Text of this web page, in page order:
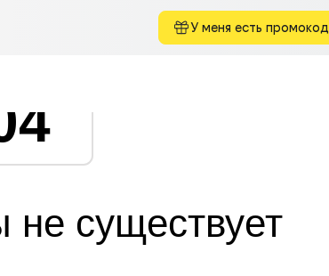
У меня есть промокод
не существует